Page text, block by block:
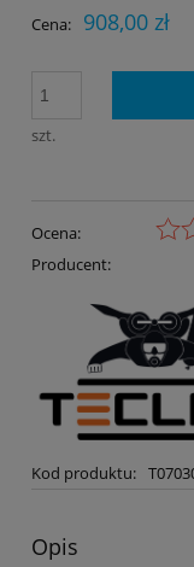
Cena: 908,00 zł
szt.
Ocena:
Producent:
Kod produktu:
Opis